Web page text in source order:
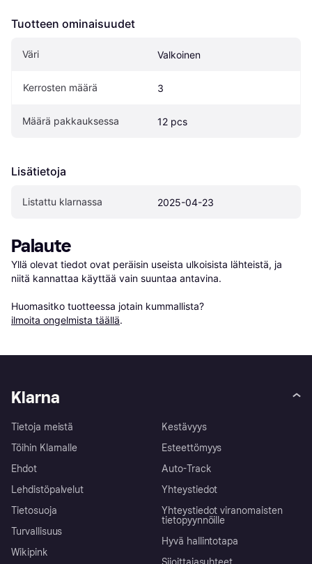
Tuotteen ominaisuudet
Väri Valkoinen
Kerrosten määrä 3
Määrä pakkauksessa 12 pcs
Lisätietoja
Listattu klarnassa 2025-04-23
Palaute
Yllä olevat tiedot ovat peräisin useista ulkoisista lähteistä, ja
niitä kannattaa käyttää vain suuntaa antavina.
Huomasitko tuotteessa jotain kummallista?
ilmoita ongelmista täällä.
Klarna
Tietoja meistä
Töihin Klarnalle
Ehdot
Lehdistöpalvelut
Tietosuoja
Turvallisuus
Wikipink
Kestävyys
Esteettömyys
Auto-Track
Yhteystiedot
Yhteystiedot viranomaisten
tietopyynnöille
Hyvä hallintotapa